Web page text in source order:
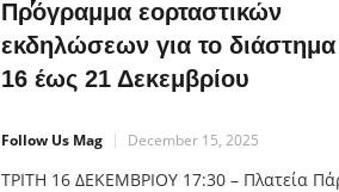
Παραμύθια: Μια φορά κι έναν καιρό…
στη Λαμία μαγικό!», […]
Πρόγραμμα εορταστικών
εκδηλώσεων για το
16 έως 21 Δεκεμβρίου
Follow Us Mag December 15, 2025
ΤΡΙΤΗ 16 ΔΕΚΕΜΒΡΙΟΥ 17:30 – Πλατεία